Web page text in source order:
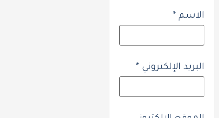
الاسم *
البريد الإلكتروني *